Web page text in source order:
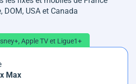
DOM, USA et Canada
Apple TV et Ligue1+
Max